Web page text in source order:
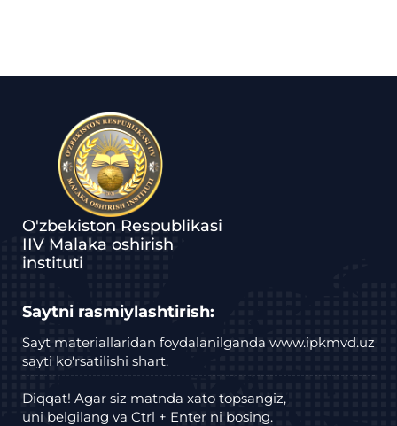
O'zbekiston Respublikasi
IIV Malaka oshirish
instituti
Saytni rasmiylashtirish:
Sayt materiallaridan foydalanilganda www.ipkmvd.uz
sayti ko'rsatilishi shart.
Diqqat! Agar siz matnda xato topsangiz,
uni belgilang va Ctrl + Enter ni bosing.